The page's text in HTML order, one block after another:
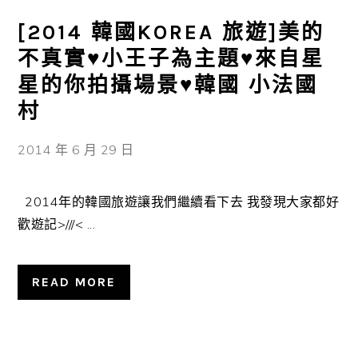
[2014 韓國KOREA 旅遊]美的
不真實♥小王子為主題♥來自星
星的你拍攝場景♥韓國 小法國
村
2014 年 6 月 29 日
2014年的韓國旅遊讓我們繼續看下去 我發現大家都好
歡遊記>///< ...
READ MORE